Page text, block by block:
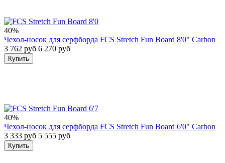
40%
Чехол-носок для серфборда FCS Stretch Fun Board 8'0" Carbon
3 762 руб 6 270 руб
Купить
40%
Чехол-носок для серфборда FCS Stretch Fun Board 6'0" Carbon
3 333 руб 5 555 руб
Купить